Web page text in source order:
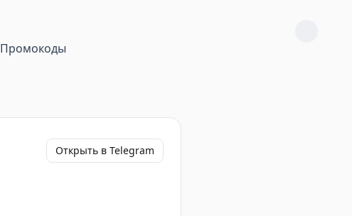
Промокоды
Открыть в Telegram